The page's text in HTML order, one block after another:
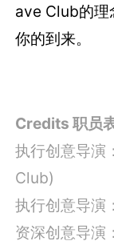
ave Club的理
你的到来。
Credits 职员
执行创意导
Club)
执行创意导演：
资深创意导演